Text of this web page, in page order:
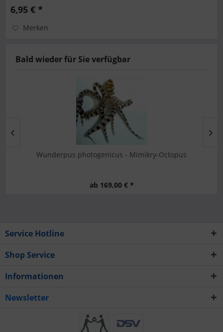
6,95 € *
Merken
Bald wieder für Sie verfügbar
Wunderpus photogenicus - Mimikry-Octopus
ab 169,00 € *
Service Hotline
Shop Service
Informationen
Newsletter